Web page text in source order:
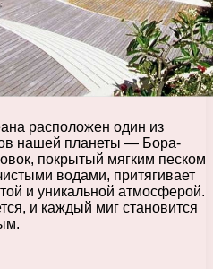
расположен один из
нашей планеты — Бора-
покрытый мягким песком
водами, притягивает
и уникальной атмосферой.
и каждый миг становится